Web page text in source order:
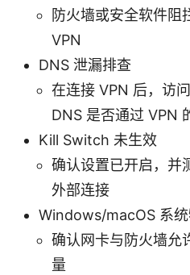
防火墙或安全软件阻
VPN
DNS 泄漏排查
在连接 VPN 后，访
DNS 是否通过 VPN
Kill Switch 未生效
确认设置已开启，并
外部连接
Windows/macOS 系
确认网卡与防火墙允
量